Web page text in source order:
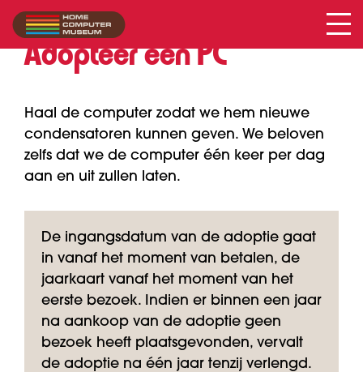
Adopteer een PC
Haal de computer zodat we hem nieuwe
condensatoren kunnen geven. We beloven
zelfs dat we de computer één keer per dag
aan en uit zullen laten.
De ingangsdatum van de adoptie gaat
in vanaf het moment van betalen, de
jaarkaart vanaf het moment van het
eerste bezoek. Indien er binnen een jaar
na aankoop van de adoptie geen
bezoek heeft plaatsgevonden, vervalt
de adoptie na één jaar tenzij verlengd.